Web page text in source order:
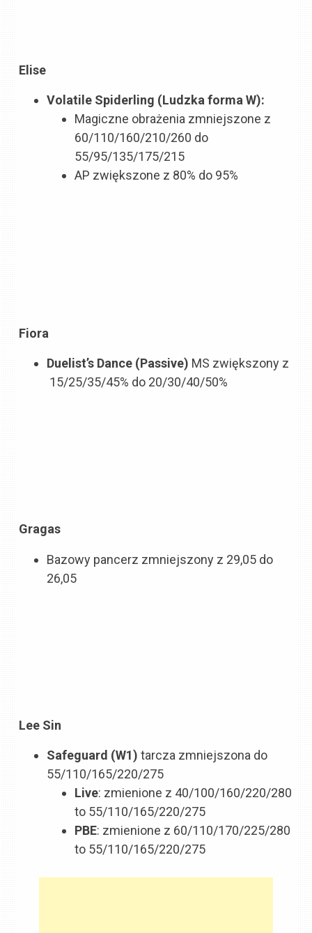
Elise
Volatile Spiderling (Ludzka forma W):
Magiczne obrażenia zmniejszone z
60/110/160/210/260 do
55/95/135/175/215
AP zwiększone z 80% do 95%
Fiora
Duelist’s Dance (Passive) MS zwiększony z
15/25/35/45% do 20/30/40/50%
Gragas
Bazowy pancerz zmniejszony z 29,05 do
26,05
Lee Sin
Safeguard (W1) tarcza zmniejszona do
55/110/165/220/275
Live: zmienione z 40/100/160/220/280
to 55/110/165/220/275
PBE: zmienione z 60/110/170/225/280
to 55/110/165/220/275